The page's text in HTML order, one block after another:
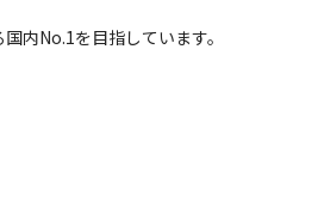
内No.1を目指しています。